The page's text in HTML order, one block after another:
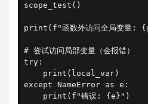
scope_test()
print(f"函数外访问全局变量:
# 尝试访问局部变量（会报错）
try:
    print(local_var)
except NameError as e:
    print(f"错误: {e}")